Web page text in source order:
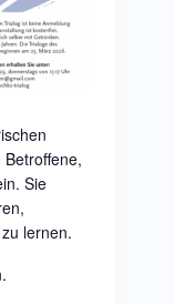
Sie
lernen.